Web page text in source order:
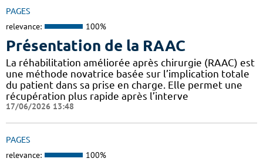
PAGES
relevance: 100%
Présentation de la RAAC
La réhabilitation améliorée après chirurgie (RAAC) est
une méthode novatrice basée sur l’implication totale
du patient dans sa prise en charge. Elle permet une
récupération plus rapide après l’interve
17/06/2026 13:48
PAGES
relevance: 100%